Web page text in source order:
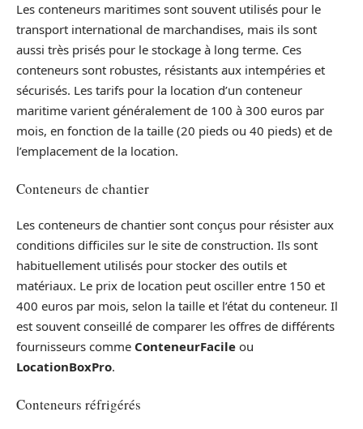
Les conteneurs maritimes sont souvent utilisés pour le
transport international de marchandises, mais ils sont
aussi très prisés pour le stockage à long terme. Ces
conteneurs sont robustes, résistants aux intempéries et
sécurisés. Les tarifs pour la location d’un conteneur
maritime varient généralement de 100 à 300 euros par
mois, en fonction de la taille (20 pieds ou 40 pieds) et de
l’emplacement de la location.
Conteneurs de chantier
Les conteneurs de chantier sont conçus pour résister aux
conditions difficiles sur le site de construction. Ils sont
habituellement utilisés pour stocker des outils et
matériaux. Le prix de location peut osciller entre 150 et
400 euros par mois, selon la taille et l’état du conteneur. Il
est souvent conseillé de comparer les offres de différents
fournisseurs comme ConteneurFacile ou
LocationBoxPro.
Conteneurs réfrigérés